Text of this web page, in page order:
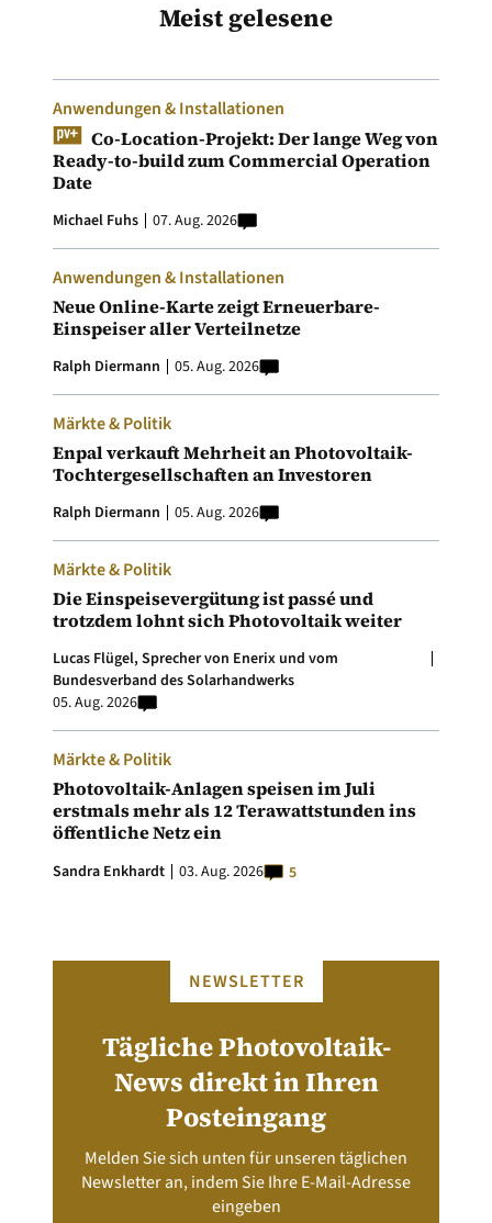
Meist gelesene
Anwendungen & Installationen
Co-Location-Projekt: Der lange Weg von
Ready-to-build zum Commercial Operation
Date
Michael Fuhs 07. Aug. 2026
Anwendungen & Installationen
Neue Online-Karte zeigt Erneuerbare-
Einspeiser aller Verteilnetze
Ralph Diermann 05. Aug. 2026
Märkte & Politik
Enpal verkauft Mehrheit an Photovoltaik-
Tochtergesellschaften an Investoren
Ralph Diermann 05. Aug. 2026
Märkte & Politik
Die Einspeisevergütung ist passé und
trotzdem lohnt sich Photovoltaik weiter
Lucas Flügel, Sprecher von Enerix und vom
Bundesverband des Solarhandwerks
05. Aug. 2026
Märkte & Politik
Photovoltaik-Anlagen speisen im Juli
erstmals mehr als 12 Terawattstunden ins
öffentliche Netz ein
Sandra Enkhardt 03. Aug. 2026 5
NEWSLETTER
Tägliche Photovoltaik-
News direkt in Ihren
Posteingang
Melden Sie sich unten für unseren täglichen
Newsletter an, indem Sie Ihre E-Mail-Adresse
eingeben